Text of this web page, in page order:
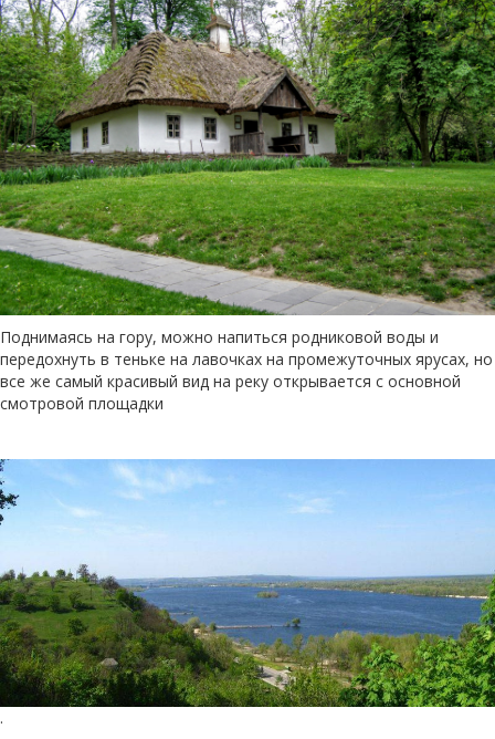
Поднимаясь на гору, можно напиться родниковой воды и
передохнуть в теньке на лавочках на промежуточных ярусах, но
все же самый красивый вид на реку открывается с основной
смотровой площадки
.